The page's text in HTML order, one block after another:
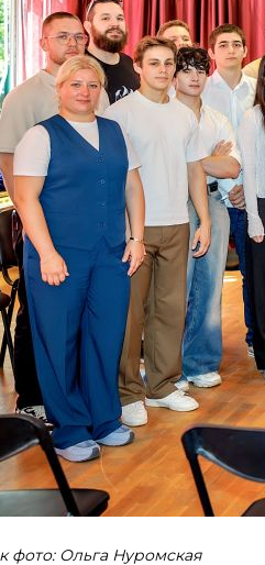
фото: Ольга Нуромская